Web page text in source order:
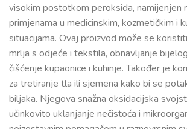
visokim postotkom peroksida, namijenjen
primjenama u medicinskim, kozmetičkim i
situacijama. Ovaj proizvod može se
mrlja s odjeće i tekstila, obnavljanje
čišćenje kupaonice i kuhinje. Također je
za tretiranje tla ili sjemena kako bi se
biljaka. Njegova snažna oksidacijska
učinkovito uklanjanje nečistoća i